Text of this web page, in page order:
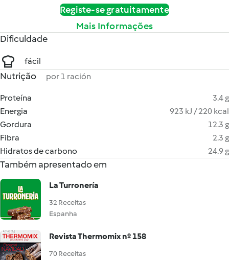
Registe-se gratuitamente
Mais Informações
Dificuldade
fácil
Nutrição por 1 ración
Proteína
3.4 g
Energia
923 kJ / 220 kcal
Gordura
12.3 g
Fibra
2.3 g
Hidratos de carbono
24.9 g
Também apresentado em
La Turronería
32 Receitas
Espanha
Revista Thermomix nº 158
70 Receitas